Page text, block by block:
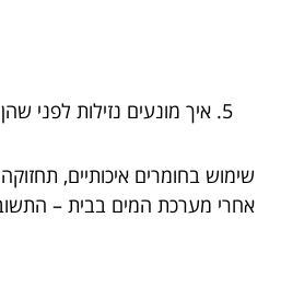
איך מונעים נזילות לפני
שימוש בחומרים איכותיים,
אחרי מערכת המים בבית –